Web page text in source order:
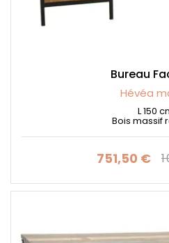
Bureau
Hévéa
L 150
Bois massif
751,50 €